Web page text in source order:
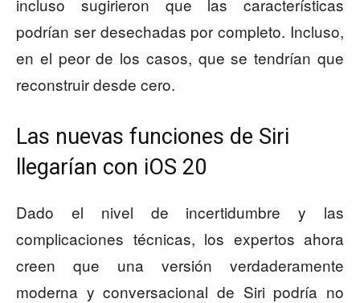
incluso sugirieron que las características
podrían ser desechadas por completo. Incluso,
en el peor de los casos, que se tendrían que
reconstruir desde cero.
Las nuevas funciones de Siri
llegarían con iOS 20
Dado el nivel de incertidumbre y las
complicaciones técnicas, los expertos ahora
creen que una versión verdaderamente
moderna y conversacional de Siri podría no